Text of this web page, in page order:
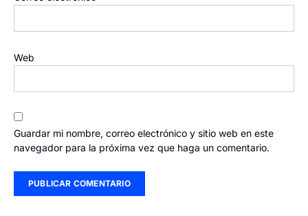
Web
Guardar mi nombre, correo electrónico y sitio web en este
navegador para la próxima vez que haga un comentario.